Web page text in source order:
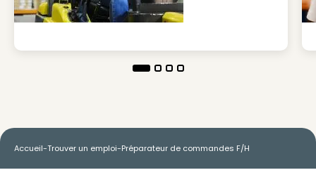
Accueil-Trouver un emploi-Préparateur de commandes F/H